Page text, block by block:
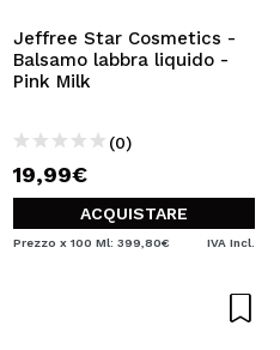
Jeffree Star Cosmetics -
Balsamo labbra liquido -
Pink Milk
(0)
19,99€
ACQUISTARE
Prezzo x 100 Ml: 399,80€ IVA Incl.